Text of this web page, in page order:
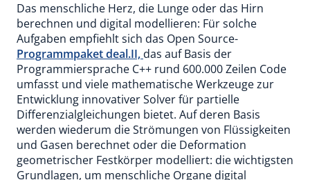
Das menschliche Herz, die Lunge oder das Hirn
berechnen und digital modellieren: Für solche
Aufgaben empfiehlt sich das Open Source-
Programmpaket deal.II, das auf Basis der
Programmiersprache C++ rund 600.000 Zeilen Code
umfasst und viele mathematische Werkzeuge zur
Entwicklung innovativer Solver für partielle
Differenzialgleichungen bietet. Auf deren Basis
werden wiederum die Strömungen von Flüssigkeiten
und Gasen berechnet oder die Deformation
geometrischer Festkörper modelliert: die wichtigsten
Grundlagen, um menschliche Organe digital